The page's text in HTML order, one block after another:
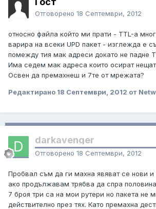
Отговорено 18 Септември, 2012
относно файла който ми прати - TTL-а
варира на всеки UPD пакет - изглежда е
помежду тия мак адреси докато не падне
Има седем мак адреса които осират
Освен да премахнеш и 7те от мрежата?
Редактирано 18 Септември, 2012 от
darkavenger
Отговорено 18 Септември, 2012
Пробвал съм да ги махна явяват се нови
ако продължавам трябва да спра
7 броя три са на мои рутери но пакета не
действително през тях. Като премахна